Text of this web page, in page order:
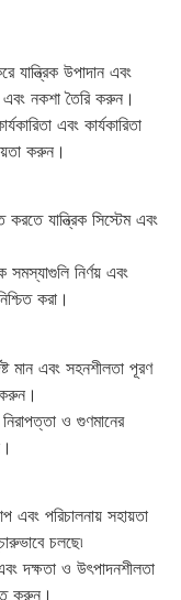
যান্ত্রিক উপাদান এবং
নকশা তৈরি করুন।
এবং কার্যকারিতা
করুন।
করতে যান্ত্রিক সিস্টেম এবং
সমস্যাগুলি নির্ণয় এবং
করা।
মান এবং সহনশীলতা পূরণ
করুন।
নিরাপত্তা ও গুণমানের
এবং পরিচালনায় সহায়তা
চলছে৷
দক্ষতা ও উৎপাদনশীলতা
করুন।